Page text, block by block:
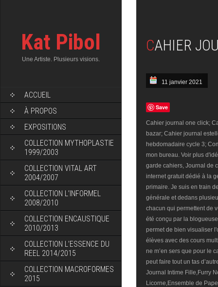
Kat Pibol
Une Artiste. Plusieurs visions.
ACCUEIL
À PROPOS
EXPOSITIONS
COLLECTION MYTHOPLASTIE
1999/2003
COLLECTION VITAL ART
2004/2007
COLLECTION L’INFORMEL
2008/2010
COLLECTION ENCAUSTIQUE
2010/2013
COLLECTION L’ESSENCE DU
REEL 2014/2015
COLLECTION MACROFORMES
2015
CAHIER
11 janvier 2021
Save
Cahier journal one click;
bazar; Cahier journal
hebdomadaire cycle 3;
mon bureau. Voir plus
garde cahiers, Journal de
internet gratuit dédié à la
primaire. Je suis en train
générale et dedans
chacun qui permettent de
été conçu par la
permet de bien visualiser
élèves avec des cours
ne m’en sers que pour le
peut faire tout un tas
Journal Intime Fille,Furry
Licorne,Ensemble de